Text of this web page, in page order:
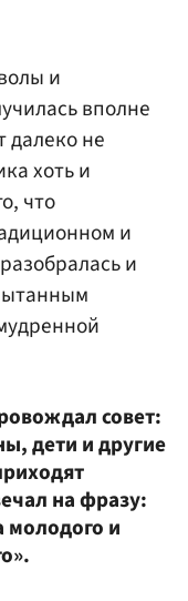
и
вполне
далеко не
хоть и
что
и
и
совет:
дети и другие
на фразу:
и